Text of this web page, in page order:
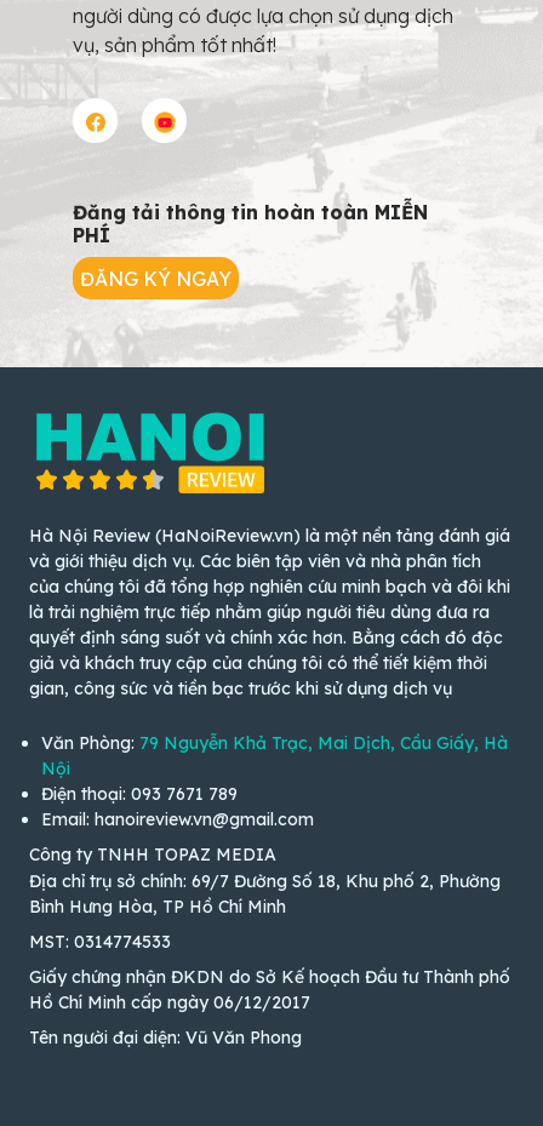
người dùng có được lựa chọn sử dụng dịch
vụ, sản phẩm tốt nhất!
Đăng tải thông tin hoàn toàn MIỄN
PHÍ
ĐĂNG KÝ NGAY
Hà Nội Review (HaNoiReview.vn) là một nền tảng đánh giá
và giới thiệu dịch vụ. Các biên tập viên và nhà phân tích
của chúng tôi đã tổng hợp nghiên cứu minh bạch và đôi khi
là trải nghiệm trực tiếp nhằm giúp người tiêu dùng đưa ra
quyết định sáng suốt và chính xác hơn. Bằng cách đó độc
giả và khách truy cập của chúng tôi có thể tiết kiệm thời
gian, công sức và tiền bạc trước khi sử dụng dịch vụ
Văn Phòng: 79 Nguyễn Khả Trạc, Mai Dịch, Cầu Giấy, Hà
Nội
Điện thoại: 093 7671 789
Email: hanoireview.vn@gmail.com
Công ty TNHH TOPAZ MEDIA
Địa chỉ trụ sở chính: 69/7 Đường Số 18, Khu phố 2, Phường
Bình Hưng Hòa, TP Hồ Chí Minh
MST: 0314774533
Giấy chứng nhận ĐKDN do Sở Kế hoạch Đầu tư Thành phố
Hồ Chí Minh cấp ngày 06/12/2017
Tên người đại diện: Vũ Văn Phong